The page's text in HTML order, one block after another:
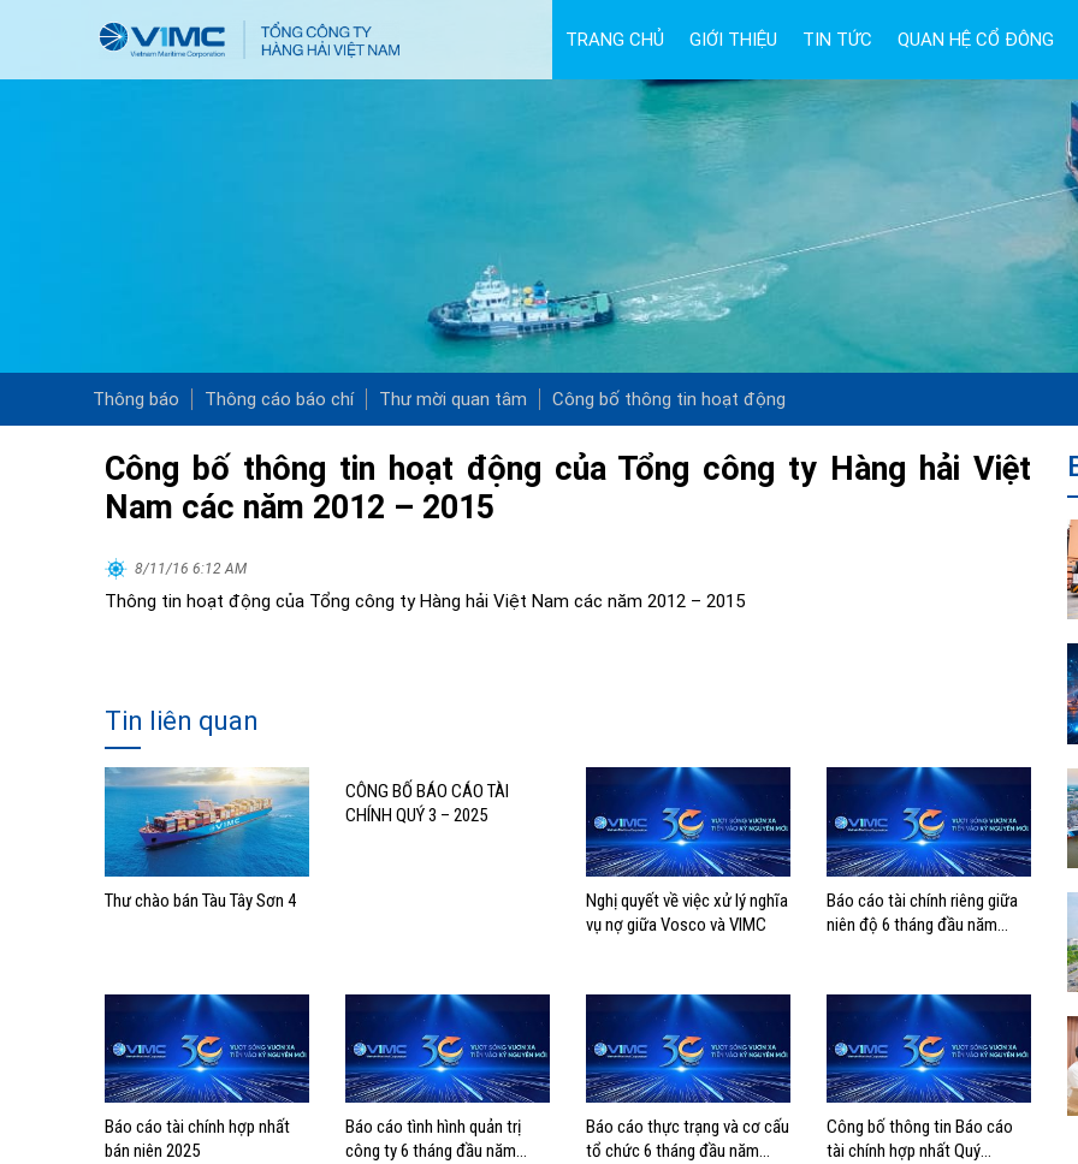
TRANG CHỦ GIỚI THIỆU TIN TỨC QUAN HỆ CỔ ĐÔNG
Thông báo Thông cáo báo chí Thư mời quan tâm Công bố thông tin hoạt động
Công bố thông tin hoạt động của Tổng công ty Hàng hải Việt
Nam các năm 2012 – 2015
8/11/16 6:12 AM
Thông tin hoạt động của Tổng công ty Hàng hải Việt Nam các năm 2012 – 2015
Tin liên quan
Thư chào bán Tàu Tây Sơn 4
CÔNG BỐ BÁO CÁO TÀI
CHÍNH QUÝ 3 – 2025
Nghị quyết về việc xử lý nghĩa
vụ nợ giữa Vosco và VIMC
Báo cáo tài chính riêng giữa
niên độ 6 tháng đầu năm
Báo cáo tài chính hợp nhất
bán niên 2025
Báo cáo tình hình quản trị
công ty 6 tháng đầu năm
Báo cáo thực trạng và cơ cấu
tổ chức 6 tháng đầu năm
Công bố thông tin Báo cáo
tài chính hợp nhất Quý